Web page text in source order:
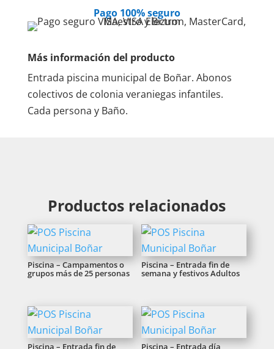
Pago 100% seguro
Más información del producto
Entrada piscina municipal de Boñar. Abonos
colectivos de colonia veraniegas infantiles.
Cada persona y Baño.
Productos relacionados
Piscina – Campamentos o
grupos más de 25 personas
Piscina – Entrada fin de
semana y festivos Adultos
Piscina – Entrada fin de Piscina – Entrada día